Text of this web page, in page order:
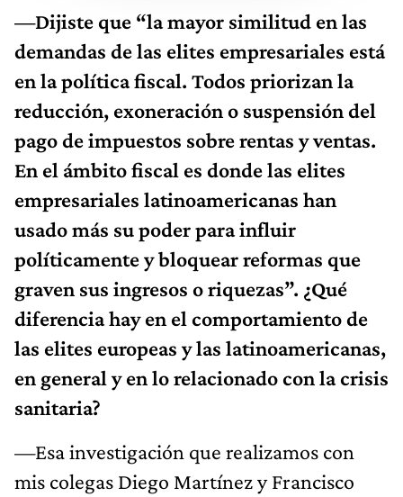
—Dijiste que “la mayor similitud en las
demandas de las elites empresariales está
en la política fiscal. Todos priorizan la
reducción, exoneración o suspensión del
pago de impuestos sobre rentas y ventas.
En el ámbito fiscal es donde las elites
empresariales latinoamericanas han
usado más su poder para influir
políticamente y bloquear reformas que
graven sus ingresos o riquezas”. ¿Qué
diferencia hay en el comportamiento de
las elites europeas y las latinoamericanas,
en general y en lo relacionado con la crisis
sanitaria?
—Esa investigación que realizamos con
mis colegas Diego Martínez y Francisco